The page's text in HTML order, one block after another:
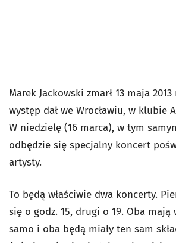
Marek Jackowski zmarł 13 maja
występ dał we Wrocławiu, w klubie
W niedzielę (16 marca), w tym
odbędzie się specjalny koncert
artysty.
To będą właściwie dwa koncerty.
się o godz. 15, drugi o 19. Oba mają
samo i oba będą miały ten sam